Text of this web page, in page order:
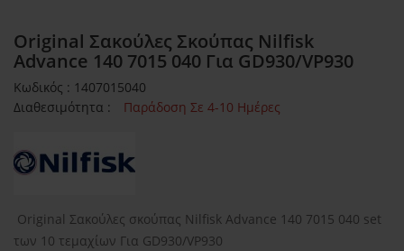
Original Σακούλες Σκούπας Nilfisk
Advance 140 7015 040 Για GD930/VP930
Κωδικός : 1407015040
Διαθεσιμότητα :
Παράδοση Σε 4-10 Ημέρες
Original Σακούλες σκούπας Nilfisk Advance 140 7015 040 set
των 10 τεμαχίων Για GD930/VP930